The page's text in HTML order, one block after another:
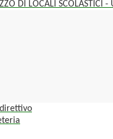
DI LOCALI SCOLASTICI -